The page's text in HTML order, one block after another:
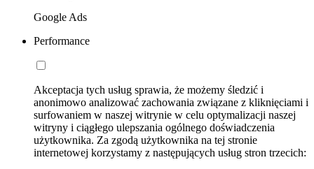
Google Ads
Performance
Akceptacja tych usług sprawia, że możemy śledzić i
anonimowo analizować zachowania związane z kliknięciami i
surfowaniem w naszej witrynie w celu optymalizacji naszej
witryny i ciągłego ulepszania ogólnego doświadczenia
użytkownika. Za zgodą użytkownika na tej stronie
internetowej korzystamy z następujących usług stron trzecich: